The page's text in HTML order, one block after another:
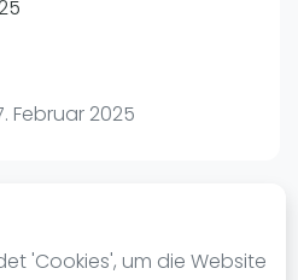
'Cookies', um die Website
Februar 2025